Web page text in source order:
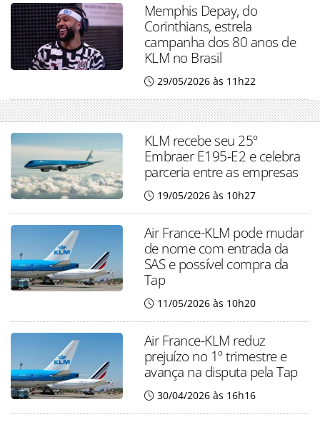
Memphis Depay, do
Corinthians, estrela
campanha dos 80 anos de
KLM no Brasil
29/05/2026 às 11h22
KLM recebe seu 25º
Embraer E195-E2 e celebra
parceria entre as empresas
19/05/2026 às 10h27
Air France-KLM pode mudar
de nome com entrada da
SAS e possível compra da
Tap
11/05/2026 às 10h20
Air France-KLM reduz
prejuízo no 1º trimestre e
avança na disputa pela Tap
30/04/2026 às 16h16